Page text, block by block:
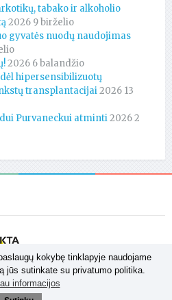
kokybę tinklapyje naudojame
jūs sutinkate su privatumo politika.
informacijos
tabako ir alkoholio
2026 9 birželio
gyvatės nuodų naudojimas
2026 6 balandžio
hipersensibilizuotų
transplantacijai2026 13
Purvaneckui atminti2026 2
Admedija